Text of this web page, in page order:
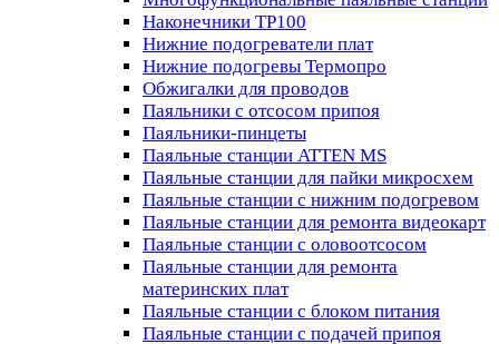
Наконечники TP100
Нижние подогреватели плат
Нижние подогревы Термопро
Обжигалки для проводов
Паяльники с отсосом припоя
Паяльники-пинцеты
Паяльные станции ATTEN MS
Паяльные станции для пайки микросхем
Паяльные станции с нижним подогревом
Паяльные станции для ремонта видеокарт
Паяльные станции с оловоотсосом
Паяльные станции для ремонта
материнских плат
Паяльные станции с блоком питания
Паяльные станции с подачей припоя